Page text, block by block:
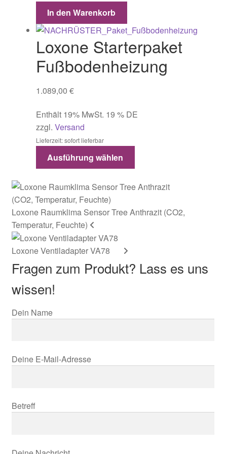
In den Warenkorb
Loxone Starterpaket
Fußbodenheizung
1.089,00 €
Enthält 19% MwSt. 19 % DE
zzgl. Versand
Lieferzeit: sofort lieferbar
Ausführung wählen
Loxone Raumklima Sensor Tree Anthrazit (CO2,
Temperatur, Feuchte)
Loxone Ventiladapter VA78
Fragen zum Produkt? Lass es uns
wissen!
Dein Name
Deine E-Mail-Adresse
Betreff